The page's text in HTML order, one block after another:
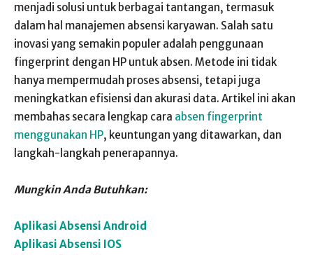
menjadi solusi untuk berbagai tantangan, termasuk
dalam hal manajemen absensi karyawan. Salah satu
inovasi yang semakin populer adalah penggunaan
fingerprint dengan HP untuk absen. Metode ini tidak
hanya mempermudah proses absensi, tetapi juga
meningkatkan efisiensi dan akurasi data. Artikel ini akan
membahas secara lengkap cara absen fingerprint
menggunakan HP, keuntungan yang ditawarkan, dan
langkah-langkah penerapannya.
Mungkin Anda Butuhkan:
Aplikasi Absensi Android
Aplikasi Absensi IOS